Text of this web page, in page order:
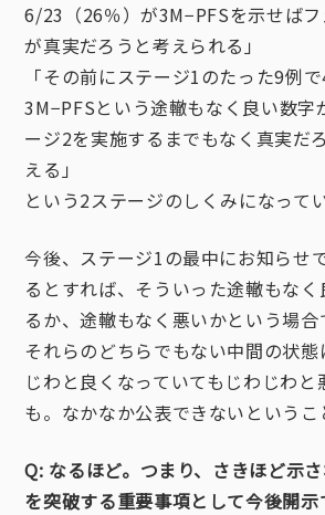
6/23（26％）が3M−PFSを示せば
が真実だろうと考えられる」
「その前にステージ1のたった9例
3M−PFSという途轍もなく良い数字
ージ2を実施するまでもなく真実だ
える」
という2ステージのしくみになってい
今後、ステージ1の最中にお知らせ
るとすれば、そういった途轍もな
るか、途轍もなく悪いかという場合
それらのどちらでもない中間の状
じわと良くなっていてもじわじわと
も。なかなか公表できないというこ
Q: なるほど。つまり、さきほど示
を突破する重要事項として今後開